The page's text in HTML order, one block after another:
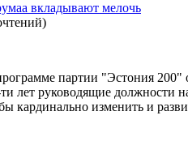
вкладывают мелочь
)
партии "Эстония
лет руководящие должности
кардинально изменить и